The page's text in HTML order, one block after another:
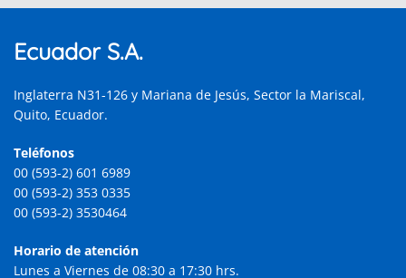
Ecuador S.A.
Inglaterra N31-126 y Mariana de Jesús, Sector la Mariscal,
Quito, Ecuador.
Teléfonos
00 (593-2) 601 6989
00 (593-2) 353 0335
00 (593-2) 3530464
Horario de atención
Lunes a Viernes de 08:30 a 17:30 hrs.